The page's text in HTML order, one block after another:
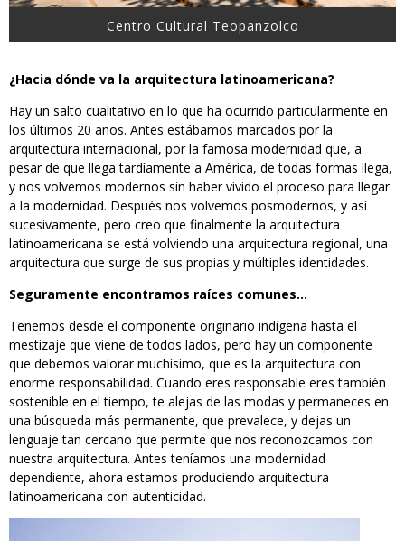
Centro Cultural Teopanzolco
¿Hacia dónde va la arquitectura latinoamericana?
Hay un salto cualitativo en lo que ha ocurrido particularmente en
los últimos 20 años. Antes estábamos marcados por la
arquitectura internacional, por la famosa modernidad que, a
pesar de que llega tardíamente a América, de todas formas llega,
y nos volvemos modernos sin haber vivido el proceso para llegar
a la modernidad. Después nos volvemos posmodernos, y así
sucesivamente, pero creo que finalmente la arquitectura
latinoamericana se está volviendo una arquitectura regional, una
arquitectura que surge de sus propias y múltiples identidades.
Seguramente encontramos raíces comunes…
Tenemos desde el componente originario indígena hasta el
mestizaje que viene de todos lados, pero hay un componente
que debemos valorar muchísimo, que es la arquitectura con
enorme responsabilidad. Cuando eres responsable eres también
sostenible en el tiempo, te alejas de las modas y permaneces en
una búsqueda más permanente, que prevalece, y dejas un
lenguaje tan cercano que permite que nos reconozcamos con
nuestra arquitectura. Antes teníamos una modernidad
dependiente, ahora estamos produciendo arquitectura
latinoamericana con autenticidad.